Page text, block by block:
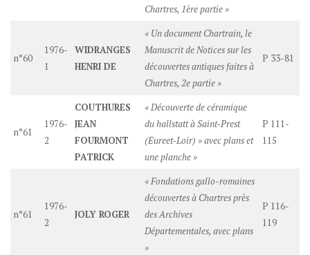
Chartres, 1ère partie »
n°60
1976-
1
WIDRANGES
HENRI DE
« Un document Chartrain, le
Manuscrit de Notices sur les
découvertes antiques faites à
Chartres, 2e partie »
P 33-81
n°61
1976-
2
COUTHURES
JEAN
FOURMONT
PATRICK
« Découverte de céramique
du hallstatt à Saint-Prest
(Eureet-Loir) » avec plans et
une planche »
P 111-
115
n°61
1976-
2
JOLY ROGER
« Fondations gallo-romaines
découvertes à Chartres près
des Archives
Départementales, avec plans
»
P 116-
119